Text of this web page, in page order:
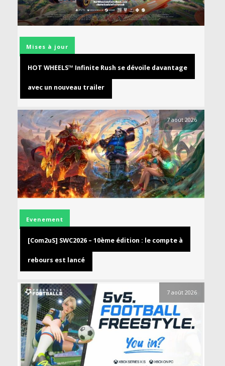
Mises à jour
HOT WHEELS™ Infinite Rush se dévoile davantage
avec un nouveau trailer
7 août 2026
Evenement
[Com2uS] SWC2026 – 10ème édition : le compte à
rebours est lancé
7 août 2026